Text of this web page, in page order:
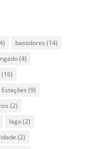
bastidores (14)
(4)
(16)
Estações (9)
(2)
lago(2)
(2)